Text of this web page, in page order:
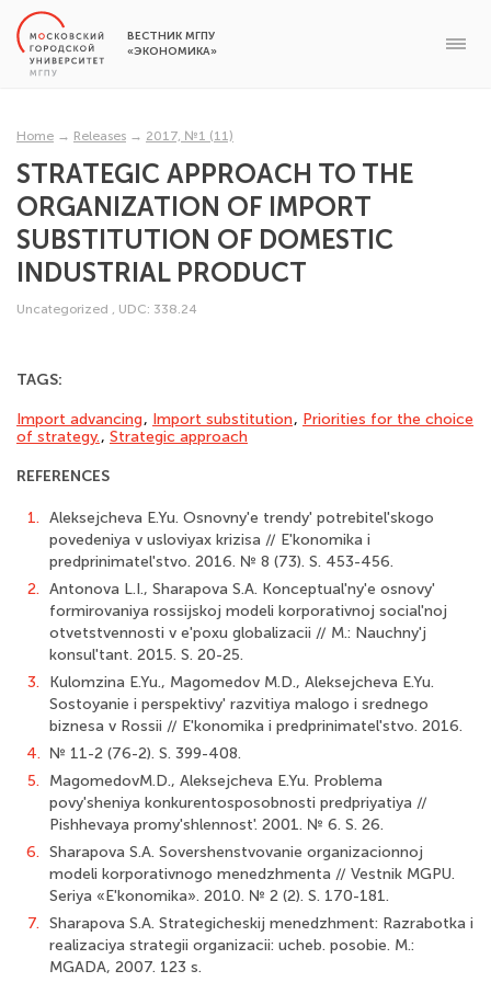
ВЕСТНИК МГПУ
«ЭКОНОМИКА»
Home → Releases → 2017, №1 (11)
STRATEGIC АPPROACH TO THE
ОRGANIZATION OF IMPORT
SUBSTITUTION OF DOMESTIC
INDUSTRIAL PRODUCT
Uncategorized , UDC: 338.24
TAGS:
Import advancing, Import substitution, Priorities for the choice
of strategy., Strategic approach
REFERENCES
1. Aleksejcheva E.Yu. Osnovny'e trendy' potrebitel'skogo
povedeniya v usloviyax krizisa // E'konomika i
predprinimatel'stvo. 2016. № 8 (73). S. 453-456.
2. Antonova L.I., Sharapova S.A. Konceptual'ny'e osnovy'
formirovaniya rossijskoj modeli korporativnoj social'noj
otvetstvennosti v e'poxu globalizacii // M.: Nauchny'j
konsul'tant. 2015. S. 20-25.
3.
Kulomzina E.Yu., Magomedov M.D., Aleksejcheva E.Yu.
Sostoyanie i perspektivy' razvitiya malogo i srednego
biznesa v Rossii // E'konomika i predprinimatel'stvo. 2016.
4. № 11-2 (76-2). S. 399-408.
5.
MagomedovM.D., Aleksejcheva E.Yu. Problema
povy'sheniya konkurentosposob­nosti predpriyatiya //
Pishhevaya promy'shlennost'. 2001. № 6. S. 26.
6. Sharapova S.A. Sovershenstvovanie organizacionnoj
modeli korporativnogo menedzhmenta // Vestnik MGPU.
Seriya «E'konomika». 2010. № 2 (2). S. 170-181.
7. Sharapova S.A. Strategicheskij menedzhment: Razrabotka i
realizaciya strategii organizacii: ucheb. posobie. M.:
MGADA, 2007. 123 s.